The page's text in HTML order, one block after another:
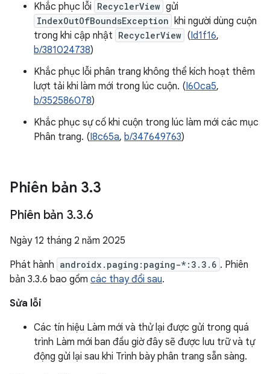
Khắc phục lỗi RecyclerView gửi
IndexOutOfBoundsException khi người dùng cuộn
trong khi cập nhật RecyclerView (Id1f16,
b/381024738)
Khắc phục lỗi phân trang không thể kích hoạt thêm
lượt tải khi làm mới trong lúc cuộn. (I60ca5,
b/352586078)
Khắc phục sự cố khi cuộn trong lúc làm mới các mục
Phân trang. (I8c65a, b/347649763)
Phiên bản 3.3
Phiên bản 3.3.6
Ngày 12 tháng 2 năm 2025
Phát hành androidx.paging:paging-*:3.3.6 . Phiên
bản 3.3.6 bao gồm các thay đổi sau.
Sửa lỗi
Các tín hiệu Làm mới và thử lại được gửi trong quá
trình Làm mới ban đầu giờ đây sẽ được lưu trữ và tự
động gửi lại sau khi Trình bày phân trang sẵn sàng.